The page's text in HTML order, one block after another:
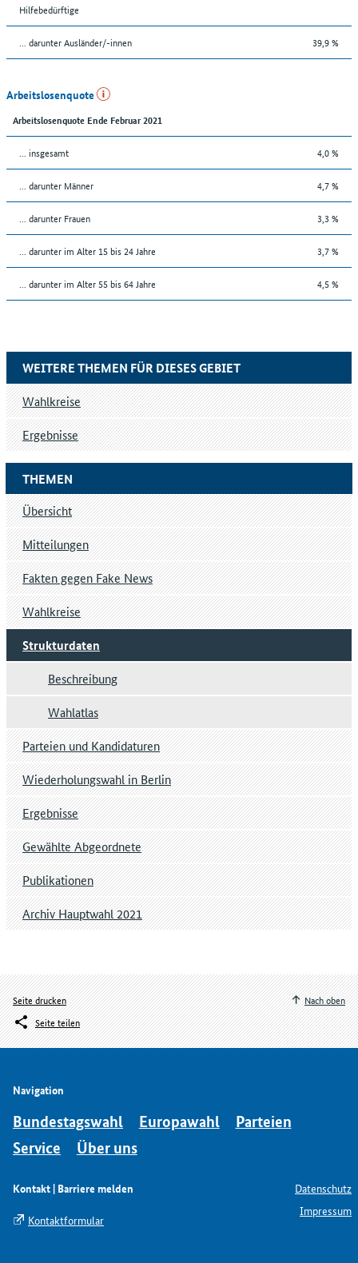
Hilfebedürftige
... darunter Ausländer/-innen 39,9 %
Arbeitslosenquote
Arbeitslosenquote Ende Februar 2021
... insgesamt 4,0 %
... darunter Männer 4,7 %
... darunter Frauen 3,3 %
... darunter im Alter 15 bis 24 Jahre 3,7 %
... darunter im Alter 55 bis 64 Jahre 4,5 %
THEMEN
Übersicht
Mitteilungen
Fakten gegen Fake News
Wahlkreise
Strukturdaten
Beschreibung
Wahlatlas
Parteien und Kandidaturen
Wiederholungswahl in Berlin
Ergebnisse
Gewählte Abgeordnete
Publikationen
Archiv Hauptwahl 2021
WEITERE THEMEN FÜR DIESES GEBIET
Wahlkreise
Ergebnisse
Seite drucken
Seite teilen
Nach oben
Navigation
Bundestagswahl Europawahl
Parteien
Service
Über uns
Kontakt | Barriere melden
Kontaktformular
Datenschutz
Impressum